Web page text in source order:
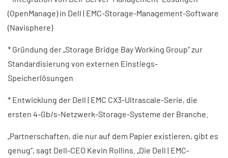
(OpenManage) in Dell | EMC-Storage-Management-Software
(Navisphere)
* Gründung der „Storage Bridge Bay Working Group” zur
Standardisierung von externen Einstiegs-
Speicherlösungen
* Entwicklung der Dell | EMC CX3-Ultrascale-Serie, die
ersten 4-Gb/s-Netzwerk-Storage-Systeme der Branche.
„Partnerschaften, die nur auf dem Papier existieren, gibt es
genug”, sagt Dell-CEO Kevin Rollins. „Die Dell | EMC-